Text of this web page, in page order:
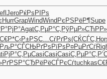
JeroРќРѕРІРѕ
HurrGrapWindWind РєРЅРёР¶Supe
AgatС‚РµР°С‚ РўРµР»СЋ
Р*С‹Р±РЅС…СѓРґРѕ(СЌСЃС‚
РљР°СЃСЊРґРѕРїРѕ Р¤РµРґСѓ
РјР°С‚РµCasiCasiCasiС‚РµР°С‚
РЅР°СЂРёРёСЃРєСѓtuchkas